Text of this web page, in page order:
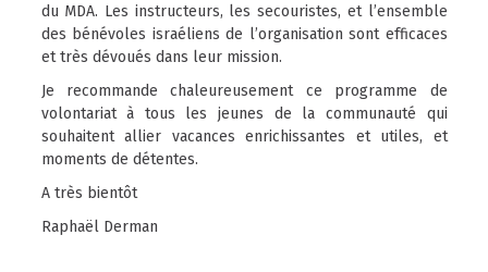
du MDA. Les instructeurs, les secouristes, et l’ensemble
des bénévoles israéliens de l’organisation sont efficaces
et très dévoués dans leur mission.
Je recommande chaleureusement ce programme de
volontariat à tous les jeunes de la communauté qui
souhaitent allier vacances enrichissantes et utiles, et
moments de détentes.
A très bientôt
Raphaël Derman